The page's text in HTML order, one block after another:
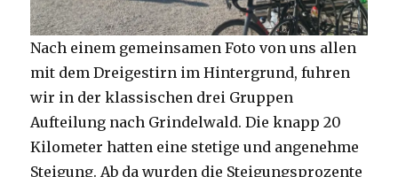
Nach einem gemeinsamen Foto von uns allen
mit dem Dreigestirn im Hintergrund, fuhren
wir in der klassischen drei Gruppen
Aufteilung nach Grindelwald. Die knapp 20
Kilometer hatten eine stetige und angenehme
Steigung. Ab da wurden die Steigungsprozente